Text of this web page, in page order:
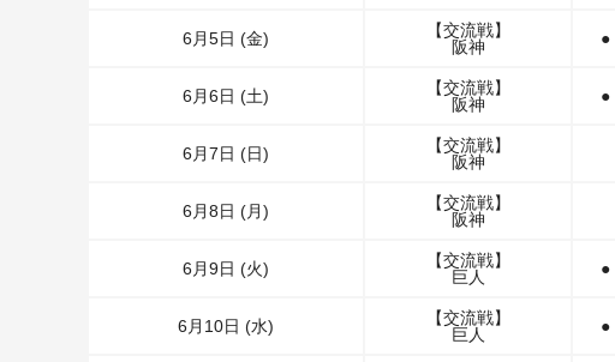
6月5日 (金)
【交流戦】
阪神
●
6月6日 (土)
【交流戦】
阪神
●
6月7日 (日)
【交流戦】
阪神
6月8日 (月)
【交流戦】
阪神
6月9日 (火)
【交流戦】
巨人
●
6月10日 (水)
【交流戦】
巨人
●